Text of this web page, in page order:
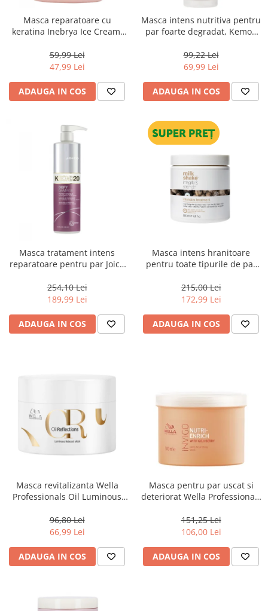
Masca reparatoare cu
keratina Inebrya Ice Cream,
59,99 Lei
47,99 Lei
ADAUGA IN COS
Masca intens nutritiva pentru
par foarte degradat, Kemon
ml
99,22 Lei
69,99 Lei
ADAUGA IN COS
Masca tratament intens
reparatoare pentru par Joico
Mask, 500 ml
254,10 Lei
189,99 Lei
ADAUGA IN COS
Masca intens hranitoare
pentru toate tipurile de par
Strength Intensive Treatment,
500 ml
215,00 Lei
172,99 Lei
ADAUGA IN COS
Masca revitalizanta Wella
Professionals Oil Luminous
96,80 Lei
66,99 Lei
ADAUGA IN COS
Masca pentru par uscat si
deteriorat Wella Professionals
151,25 Lei
106,00 Lei
ADAUGA IN COS